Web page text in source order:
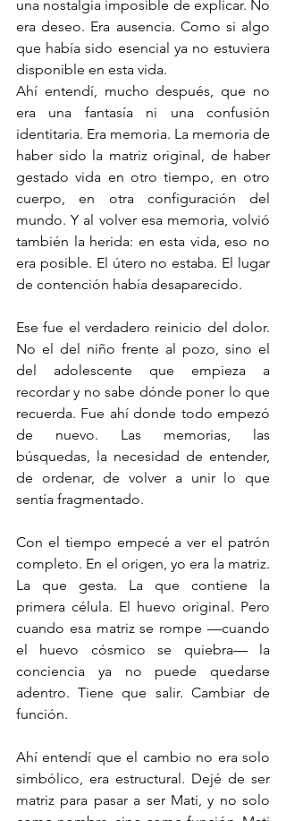
una nostalgia imposible de explicar. No
era deseo. Era ausencia. Como si algo
que había sido esencial ya no estuviera
disponible en esta vida.
Ahí entendí, mucho después, que no
era una fantasía ni una confusión
identitaria. Era memoria. La memoria de
haber sido la matriz original, de haber
gestado vida en otro tiempo, en otro
cuerpo, en otra configuración del
mundo. Y al volver esa memoria, volvió
también la herida: en esta vida, eso no
era posible. El útero no estaba. El lugar
de contención había desaparecido.
Ese fue el verdadero reinicio del dolor.
No el del niño frente al pozo, sino el
del adolescente que empieza a
recordar y no sabe dónde poner lo que
recuerda. Fue ahí donde todo empezó
de nuevo. Las memorias, las
búsquedas, la necesidad de entender,
de ordenar, de volver a unir lo que
sentía fragmentado.
Con el tiempo empecé a ver el patrón
completo. En el origen, yo era la matriz.
La que gesta. La que contiene la
primera célula. El huevo original. Pero
cuando esa matriz se rompe —cuando
el huevo cósmico se quiebra— la
conciencia ya no puede quedarse
adentro. Tiene que salir. Cambiar de
función.
Ahí entendí que el cambio no era solo
simbólico, era estructural. Dejé de ser
matriz para pasar a ser Mati, y no solo